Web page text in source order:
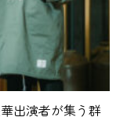
華出演者が集う群